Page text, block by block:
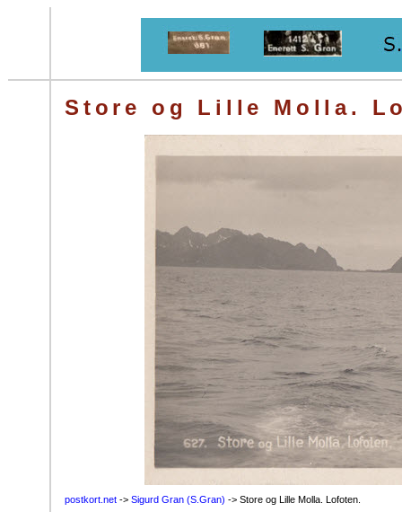
Store og Lille Molla.
postkort.net -> Sigurd Gran (S.Gran) -> Store og Lille Molla. Lofoten.